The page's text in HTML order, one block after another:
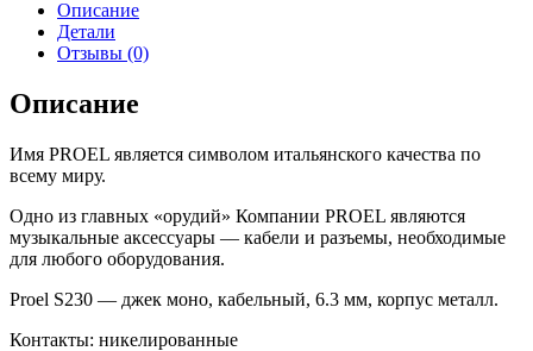
Описание
Детали
Отзывы (0)
Описание
Имя PROEL является символом итальянского качества по
всему миру.
Одно из главных «орудий» Компании PROEL являются
музыкальные аксессуары — кабели и разъемы, необходимые
для любого оборудования.
Proel S230 — джек моно, кабельный, 6.3 мм, корпус металл.
Контакты: никелированные